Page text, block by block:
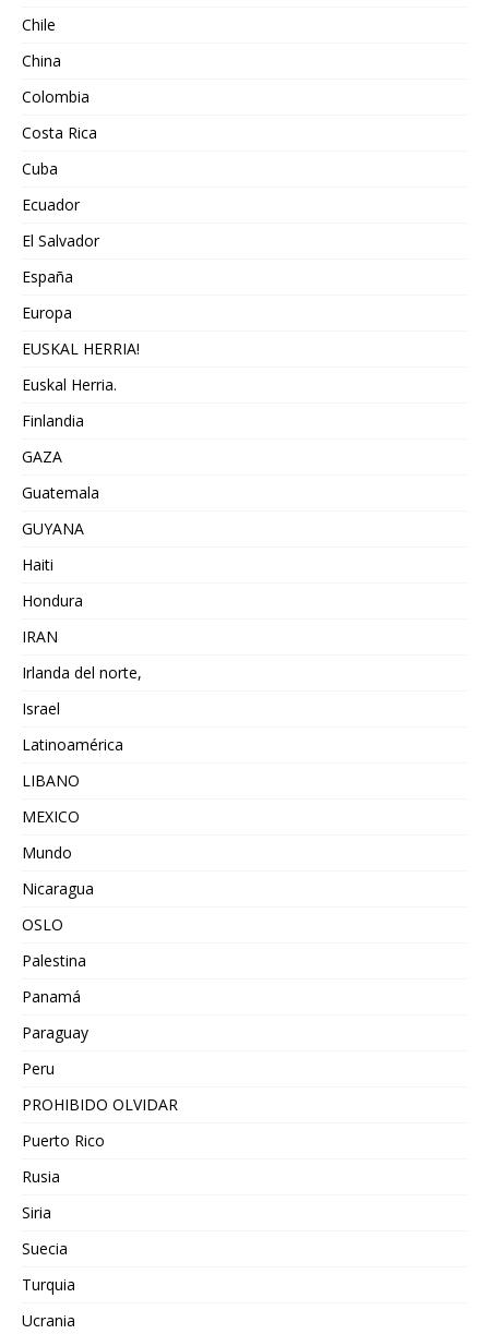
Chile
China
Colombia
Costa Rica
Cuba
Ecuador
El Salvador
España
Europa
EUSKAL HERRIA!
Euskal Herria.
Finlandia
GAZA
Guatemala
GUYANA
Haiti
Hondura
IRAN
Irlanda del norte,
Israel
Latinoamérica
LIBANO
MEXICO
Mundo
Nicaragua
OSLO
Palestina
Panamá
Paraguay
Peru
PROHIBIDO OLVIDAR
Puerto Rico
Rusia
Siria
Suecia
Turquia
Ucrania